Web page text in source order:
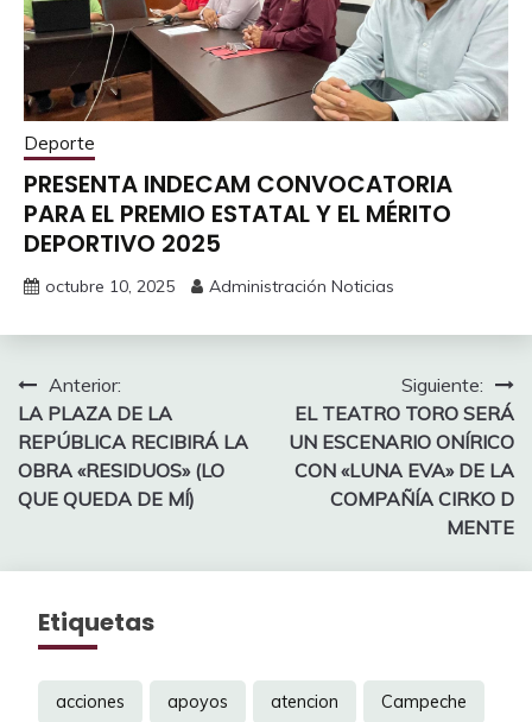
Deporte
PRESENTA INDECAM CONVOCATORIA
PARA EL PREMIO ESTATAL Y EL MÉRITO
DEPORTIVO 2025
octubre 10, 2025 Administración Noticias
Navegación
de
entradas
Anterior:
LA PLAZA DE LA
REPÚBLICA RECIBIRÁ LA
OBRA «RESIDUOS» (LO
QUE QUEDA DE MÍ)
Siguiente:
EL TEATRO TORO SERÁ
UN ESCENARIO ONÍRICO
CON «LUNA EVA» DE LA
COMPAÑÍA CIRKO D
MENTE
Etiquetas
acciones apoyos atencion Campeche